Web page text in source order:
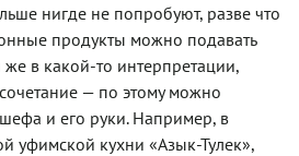
нигде не попробуют, разве что
продукты можно подавать
в какой-то интерпретации,
— по этому можно
и его руки. Например, в
уфимской кухни «Азык-Тулек»,